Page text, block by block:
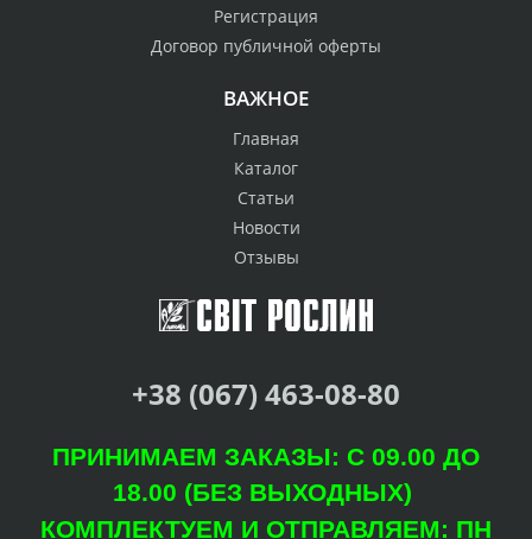
Регистрация
Договор публичной оферты
ВАЖНОЕ
Главная
Каталог
Статьи
Новости
Отзывы
+38 (067) 463-08-80
ПРИНИМАЕМ ЗАКАЗЫ: С 09.00 ДО
18.00 (БЕЗ ВЫХОДНЫХ)
КОМПЛЕКТУЕМ И ОТПРАВЛЯЕМ: ПН